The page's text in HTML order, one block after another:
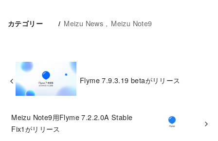
カテゴリー Meizu News Meizu Note9
Flyme 7.9.3.19 betaがリリース
Meizu Note9用Flyme 7.2.2.0A Stable
Fix1がリリース